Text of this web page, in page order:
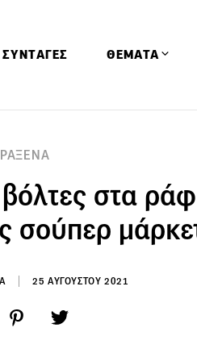
ΣΥΝΤΑΓΕΣ ΘΕΜΑΤΑ
Ειδήσεις
Έρευνες
στα
σούπερ
25 ΑΥΓΟΥΣΤΟΥ 2021